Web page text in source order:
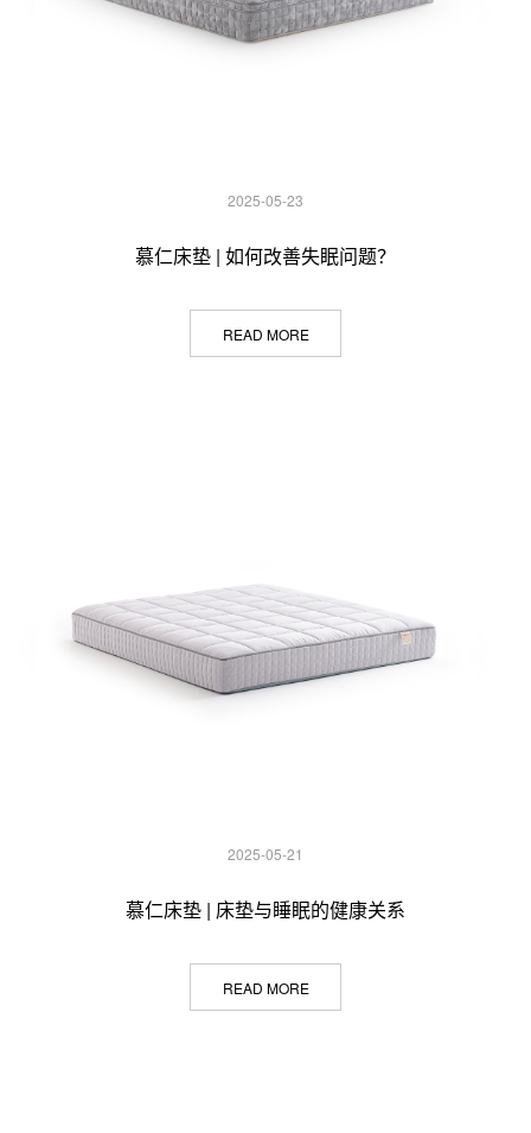
2025-05-23
慕仁床垫 | ​如何改善失眠问题？
READ MORE
2025-05-21
慕仁床垫 | 床垫与睡眠的健康关系
READ MORE